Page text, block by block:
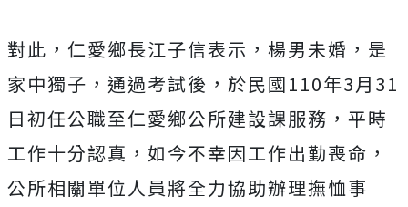
對此，仁愛鄉長江子信表示，楊男未婚，是
家中獨子，通過考試後，於民國110年3月31
日初任公職至仁愛鄉公所建設課服務，平時
工作十分認真，如今不幸因工作出勤喪命，
公所相關單位人員將全力協助辦理撫恤事